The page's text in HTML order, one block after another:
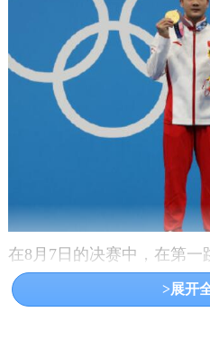
在8月7日的决赛中，在第一
名第三；曹缘得到102分排
的总分是184.60分排名第二
>展开